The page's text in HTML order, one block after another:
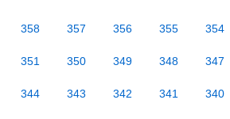
358 357 356 355 354
351 350 349 348 347
344 343 342 341 340